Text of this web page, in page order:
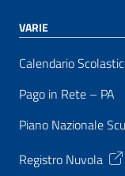
VARIE
Calendario
Pago in Rete – PA
Piano Nazionale
Registro Nuvola